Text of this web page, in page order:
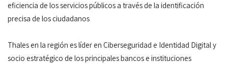
eficiencia de los servicios públicos a través de la identificación
precisa de los ciudadanos
Thales en la región es líder en Ciberseguridad e Identidad Digital y
socio estratégico de los principales bancos e instituciones